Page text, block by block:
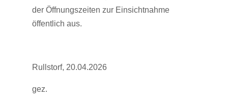
der Öffnungszeiten zur Einsichtnahme
öffentlich aus.
Rullstorf, 20.04.2026
gez.